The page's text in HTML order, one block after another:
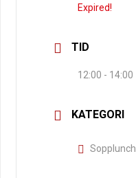
Expired!
TID
12:00 - 14:00
KATEGORI
Sopplunch